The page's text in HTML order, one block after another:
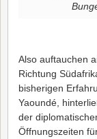
Also auftauchen
Richtung
bisherigen
Yaoundé,
der
Öffnungszeiten